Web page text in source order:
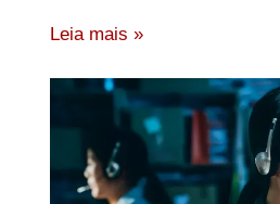
Leia mais »